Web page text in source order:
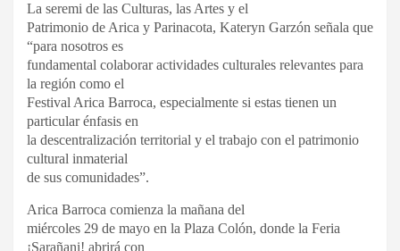
La seremi de las Culturas, las Artes y el
Patrimonio de Arica y Parinacota, Kateryn Garzón señala que
“para nosotros es
fundamental colaborar actividades culturales relevantes para
la región como el
Festival Arica Barroca, especialmente si estas tienen un
particular énfasis en
la descentralización territorial y el trabajo con el patrimonio
cultural inmaterial
de sus comunidades”.
Arica Barroca comienza la mañana del
miércoles 29 de mayo en la Plaza Colón, donde la Feria
¡Sarañani! abrirá con